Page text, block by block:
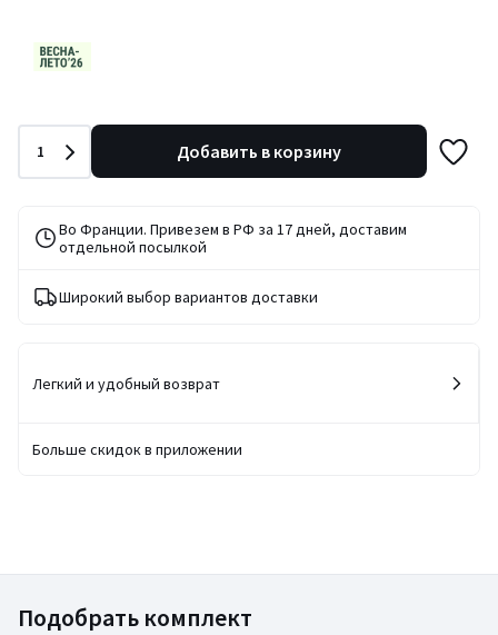
Количество
1 Добавить в корзину
Во Франции. Привезем в РФ за 17 дней, доставим
отдельной посылкой
Широкий выбор вариантов доставки
Легкий и удобный возврат
Больше скидок в приложении
Подобрать комплект